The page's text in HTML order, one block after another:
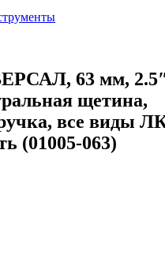
63 мм,
щетина,
все виды
(01005-063)